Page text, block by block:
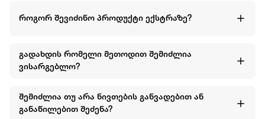
როგორ შევიძინო პროდუქტი ექსტრაზე?
გადახდის რომელი მეთოდით შემიძლია
ვისარგებლო?
შემიძლია თუ არა ნივთების განვადებით ან
განაწილებით შეძენა?